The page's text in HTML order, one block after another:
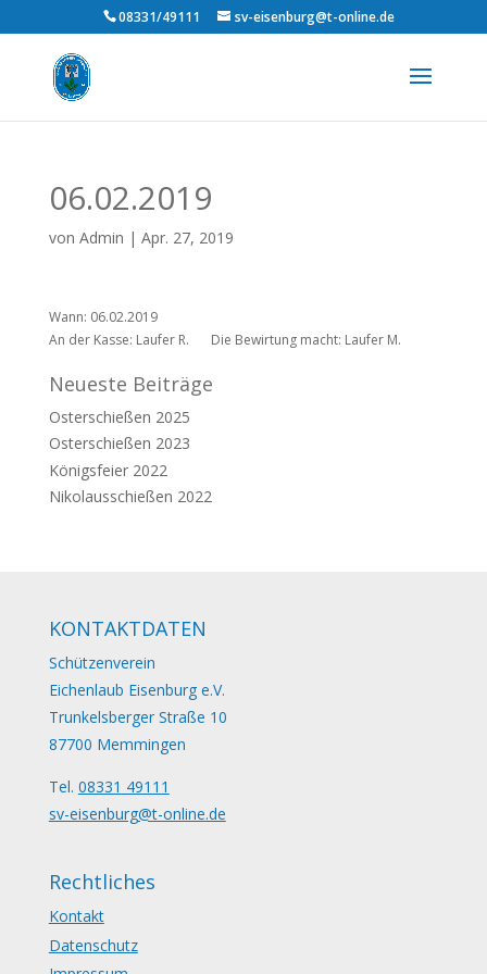
08331/49111 sv-eisenburg@t-online.de
06.02.2019
von Admin | Apr. 27, 2019
Wann: 06.02.2019
An der Kasse: Laufer R.
Die Bewirtung macht: Laufer M.
Neueste Beiträge
Osterschießen 2025
Osterschießen 2023
Königsfeier 2022
Nikolausschießen 2022
KONTAKTDATEN
Schützenverein
Eichenlaub Eisenburg e.V.
Trunkelsberger Straße 10
87700 Memmingen
Tel. 08331 49111
sv-eisenburg@t-online.de
Rechtliches
Kontakt
Datenschutz